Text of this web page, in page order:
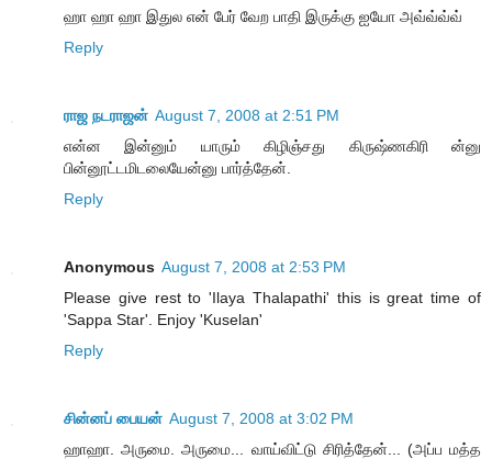
ஹா ஹா ஹா இதுல என் பேர் வேற பாதி இருக்கு ஐயோ அவ்வ்வ்வ்
Reply
ராஜ நடராஜன் August 7, 2008 at 2:51 PM
என்ன இன்னும் யாரும் கிழிஞ்சது கிருஷ்ணகிரி ன்னு
பின்னூட்டமிடலையேன்னு பார்த்தேன்.
Reply
Anonymous August 7, 2008 at 2:53 PM
Please give rest to 'Ilaya Thalapathi' this is great time of
'Sappa Star'. Enjoy 'Kuselan'
Reply
சின்னப் பையன் August 7, 2008 at 3:02 PM
ஹாஹா. அருமை. அருமை... வாய்விட்டு சிரித்தேன்... (அப்ப மத்த